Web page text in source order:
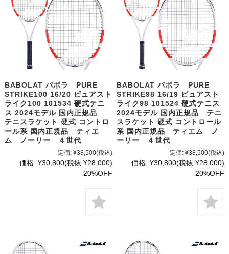
BABOLAT バボラ PURE
STRIKE100 16/20 ピュアスト
ライク100 101534 硬式テニ
ス 2024モデル 国内正規品
テニスラケット 硬式 コントロ
ール系 国内正規品 ティエ
ム ノーリー ４世代
定価: ¥38,500(税込)
価格: ¥30,800(税抜 ¥28,000)
20%OFF
BABOLAT バボラ PURE
STRIKE98 16/19 ピュアスト
ライク98 101524 硬式テニス
2024モデル 国内正規品 テニ
スラケット 硬式 コントロール
系 国内正規品 ティエム ノ
ーリー ４世代
定価: ¥38,500(税込)
価格: ¥30,800(税抜 ¥28,000)
20%OFF